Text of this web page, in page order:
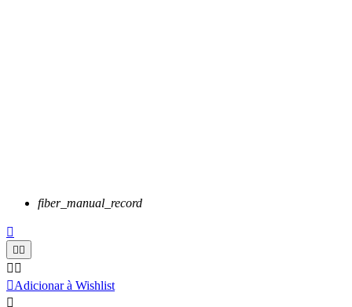
fiber_manual_record

 
 
Adicionar à Wishlist
